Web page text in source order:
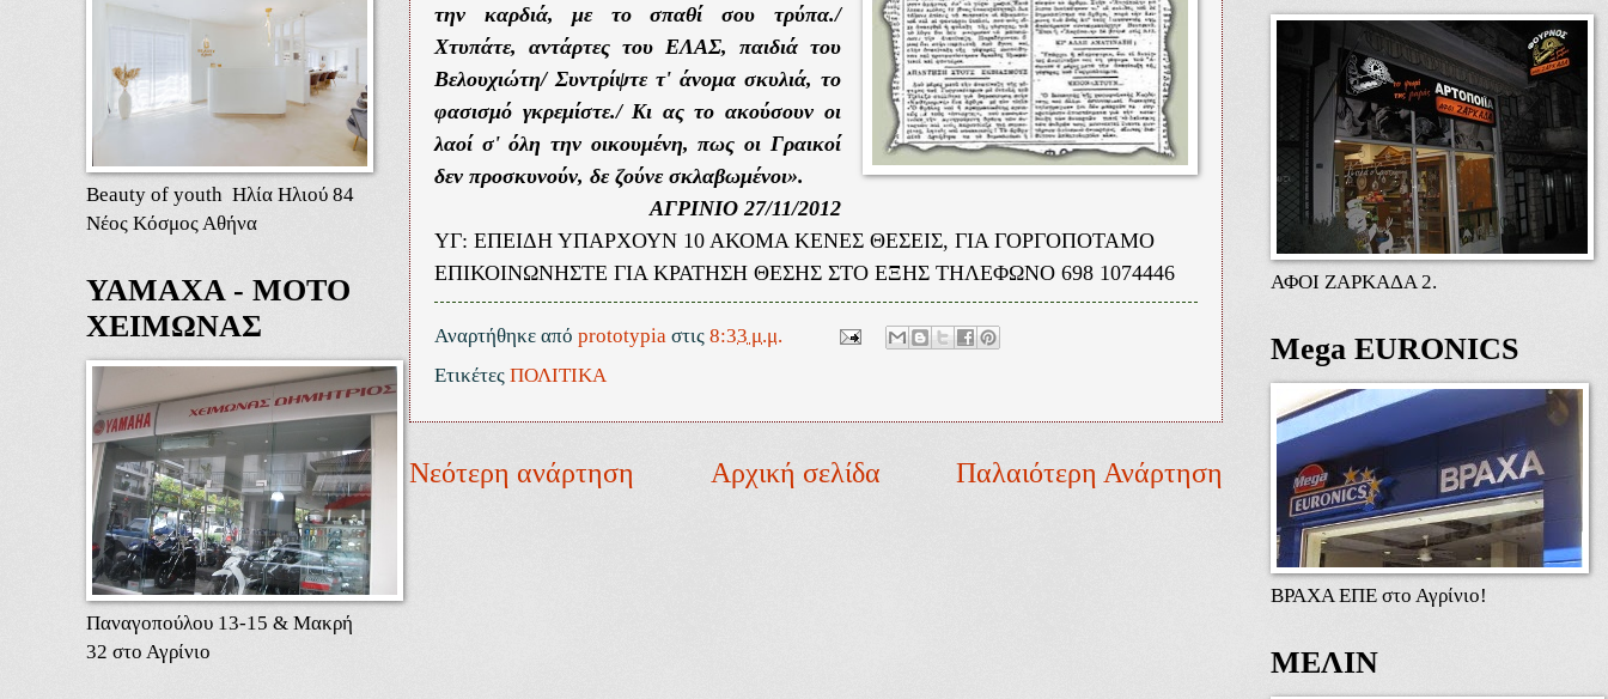
την καρδιά, με το σπαθί σου τρύπα./
Χτυπάτε, αντάρτες του ΕΛΑΣ, παιδιά του
Βελουχιώτη/ Συντρίψτε τ' άνομα σκυλιά, το
φασισμό γκρεμίστε./ Κι ας το ακούσουν οι
λαοί σ' όλη την οικουμένη, πως οι Γραικοί
δεν προσκυνούν, δε ζούνε σκλαβωμένοι».
ΑΓΡΙΝΙΟ 27/11/2012
ΥΓ: ΕΠΕΙΔΗ ΥΠΑΡΧΟΥΝ 10 ΑΚΟΜΑ ΚΕΝΕΣ ΘΕΣΕΙΣ, ΓΙΑ ΓΟΡΓΟΠΟΤΑΜΟ
ΕΠΙΚΟΙΝΩΝΗΣΤΕ ΓΙΑ ΚΡΑΤΗΣΗ ΘΕΣΗΣ ΣΤΟ ΕΞΗΣ ΤΗΛΕΦΩΝΟ 698 1074446
Αναρτήθηκε από prototypia στις 8:33 μ.μ.
Ετικέτες ΠΟΛΙΤΙΚΑ
Νεότερη ανάρτηση Παλαιότερη Ανάρτηση
Αρχική σελίδα
Beauty of youth Ηλία Ηλιού 84
Νέος Κόσμος Αθήνα
ΥΑΜΑΧΑ - ΜΟΤΟ
ΧΕΙΜΩΝΑΣ
Παναγοπούλου 13-15 & Μακρή
32 στο Αγρίνιο
ΑΦΟΙ ΖΑΡΚΑΔΑ 2.
Mega EURONICS
ΒΡΑΧΑ ΕΠΕ στο Αγρίνιο!
ΜΕΛΙΝ